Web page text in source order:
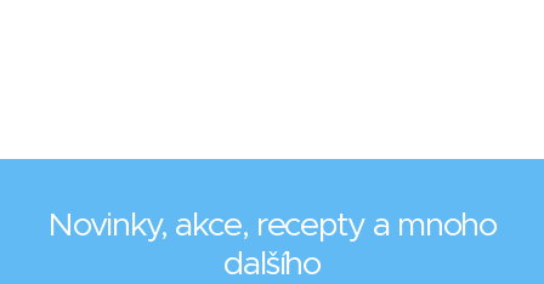
Novinky, akce, recepty a mnoho
dalšího